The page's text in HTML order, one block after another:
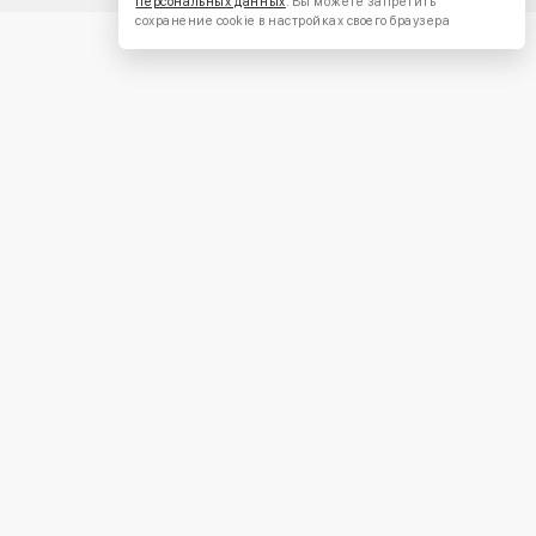
сохранение cookie в настройках своего браузера